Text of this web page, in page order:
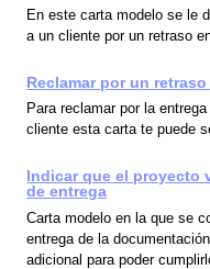
En este carta modelo se le
a un cliente por un retraso
Reclamar por un
Para reclamar por la
cliente esta carta te puede
Indicar que el proyecto
de entrega
Carta modelo en la que se
entrega de la
adicional para poder